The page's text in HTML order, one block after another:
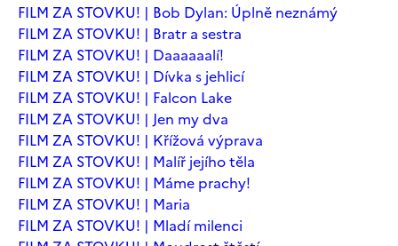
FILM ZA STOVKU! | Bob Dylan: Úplně neznámý
FILM ZA STOVKU! | Bratr a sestra
FILM ZA STOVKU! | Daaaaaalí!
FILM ZA STOVKU! | Dívka s jehlicí
FILM ZA STOVKU! | Falcon Lake
FILM ZA STOVKU! | Jen my dva
FILM ZA STOVKU! | Křížová výprava
FILM ZA STOVKU! | Malíř jejího těla
FILM ZA STOVKU! | Máme prachy!
FILM ZA STOVKU! | Maria
FILM ZA STOVKU! | Mladí milenci